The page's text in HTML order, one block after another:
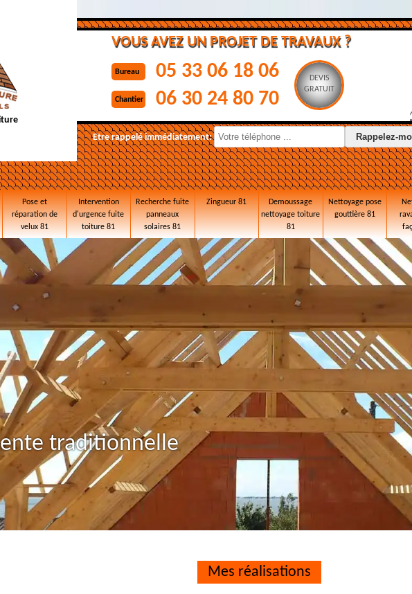
VOUS AVEZ UN PROJET DE TRAVAUX ?
Bureau 05 33 06 18 06
Chantier 06 30 24 80 70
DEVIS
GRATUIT
Etre rappelé immédiatement:
Pose et
réparation de
velux 81
Intervention
d'urgence fuite
toiture 81
Recherche fuite
panneaux
solaires 81
Zingueur 81
Demoussage
nettoyage toiture
81
Nettoyage pose
gouttière 81
traditionnelle
Mes réalisations